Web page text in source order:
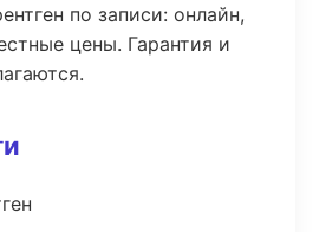
по записи: онлайн,
цены. Гарантия и